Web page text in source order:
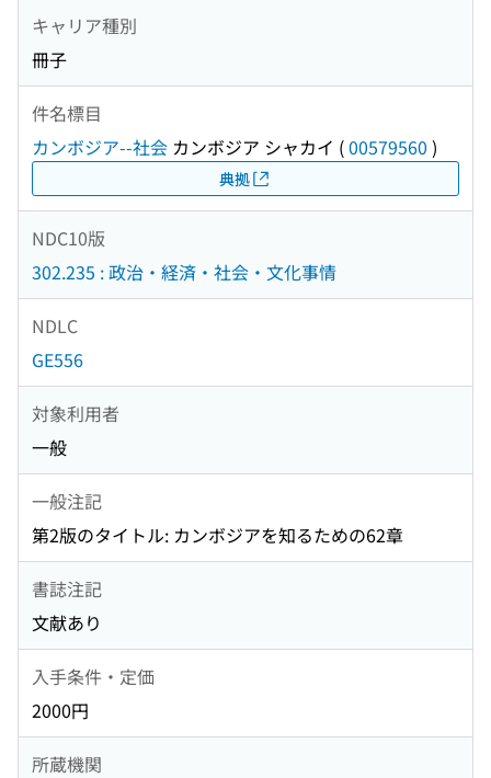
キャリア種別
冊子
件名標目
カンボジア--社会 カンボジア シャカイ (00579560 )
典拠
NDC10版
302.235 : 政治・経済・社会・文化事情
NDLC
GE556
対象利用者
一般
一般注記
第2版のタイトル: カンボジアを知るための62章
書誌注記
文献あり
入手条件・定価
2000円
所蔵機関